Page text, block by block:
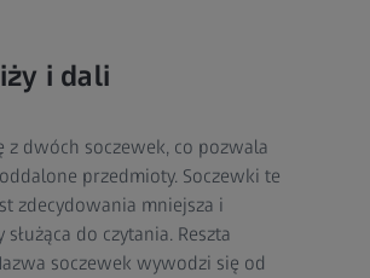
i dali
dwóch soczewek, co pozwala
przedmioty. Soczewki te
zdecydowania mniejsza i
do czytania. Reszta
soczewek wywodzi się od